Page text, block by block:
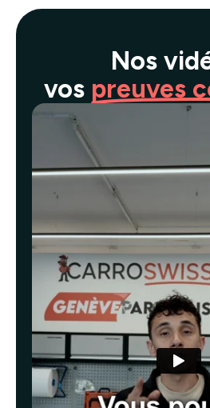
Nos
vos preuves